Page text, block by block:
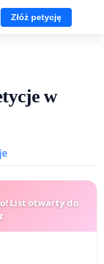
Złóż petycję
w
List otwarty do